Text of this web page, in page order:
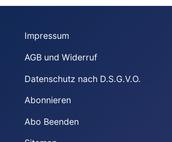
Impressum
AGB und Widerruf
Datenschutz nach D.S.G.V.O.
Abonnieren
Abo Beenden